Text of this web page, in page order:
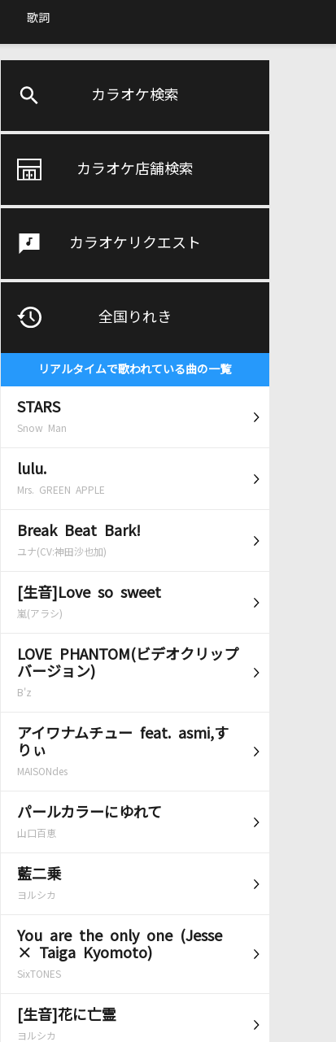
歌詞
カラオケ検索
カラオケ店舗検索
カラオケリクエスト
全国りれき
リアルタイムで歌われている曲の一覧
STARS
Snow Man
lulu.
Mrs. GREEN APPLE
Break Beat Bark!
ユナ(CV:神田沙也加)
[生音]Love so sweet
嵐(アラシ)
LOVE PHANTOM(ビデオクリップ
バージョン)
B'z
アイワナムチュー feat. asmi,す
りぃ
MAISONdes
パールカラーにゆれて
山口百恵
藍二乗
ヨルシカ
You are the only one (Jesse
× Taiga Kyomoto)
SixTONES
[生音]花に亡霊
ヨルシカ